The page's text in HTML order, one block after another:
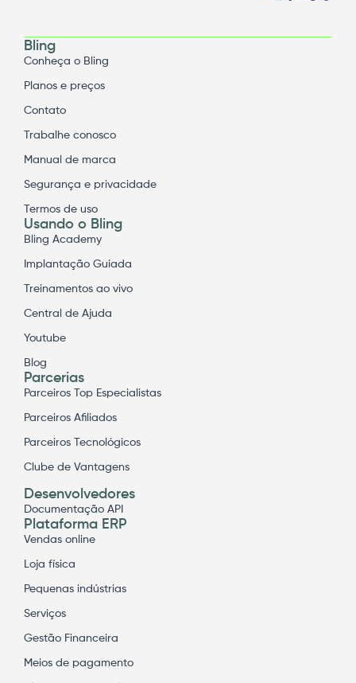
Bling
Conheça o Bling
Planos e preços
Contato
Trabalhe conosco
Manual de marca
Segurança e privacidade
Termos de uso
Usando o Bling
Bling Academy
Implantação Guiada
Treinamentos ao vivo
Central de Ajuda
Youtube
Blog
Parcerias
Parceiros Top Especialistas
Parceiros Afiliados
Parceiros Tecnológicos
Clube de Vantagens
Desenvolvedores
Documentação API
Plataforma ERP
Vendas online
Loja física
Pequenas indústrias
Serviços
Gestão Financeira
Meios de pagamento